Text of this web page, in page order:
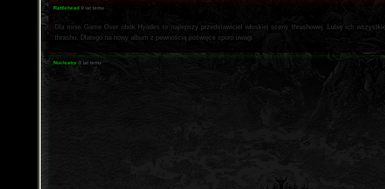
Rattlehead 9 lat temu
Dla mnie Game Over obok Hyades to najlepszy przedstawiciel włoskiej sceny thrashowej. Lubię ich
thrashu. Dlatego na nowy album z pewnością poświęce sporo uwagi.
Nucleator 8 lat temu